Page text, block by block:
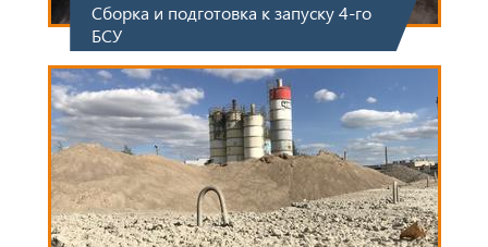
Сборка и подготовка к запуску 4-го
БСУ